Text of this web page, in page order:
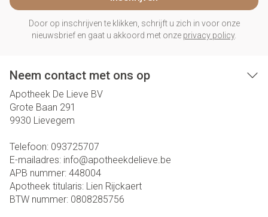
Door op inschrijven te klikken, schrijft u zich in voor onze
nieuwsbrief en gaat u akkoord met onze privacy policy.
Neem contact met ons op
Apotheek De Lieve BV
Grote Baan 291
9930 Lievegem
Telefoon: 093725707
E-mailadres: info@apotheekdelieve.be
APB nummer: 448004
Apotheek titularis: Lien Rijckaert
BTW nummer: 0808285756